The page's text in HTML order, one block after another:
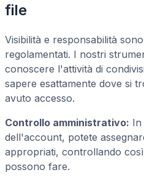
file
Visibilità e responsabilità
regolamentati. I nostri
conoscere l'attività di
sapere esattamente dove si
avuto accesso.
Controllo amministrativo: In
dell'account, potete
appropriati, controllando
possono fare.